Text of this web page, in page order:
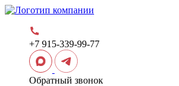
+7 915-339-99-77
Обратный звонок